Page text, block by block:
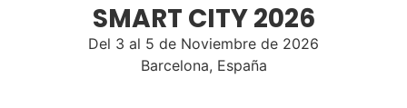
SMART CITY 2026
Del 3 al 5 de Noviembre de 2026
Barcelona, España